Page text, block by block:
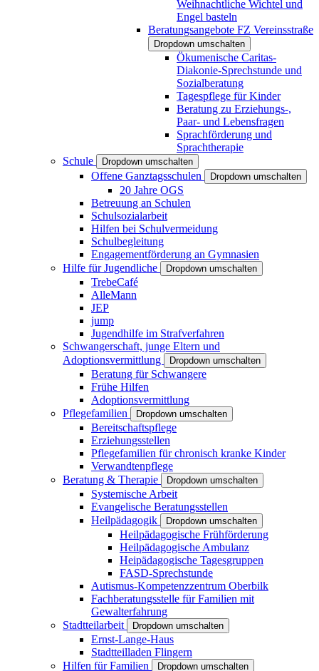
Weihnachtliche Wichtel und
Engel basteln
Beratungsangebote FZ Vereinsstraße
Dropdown umschalten
Ökumenische Caritas-
Diakonie-Sprechstunde und
Sozialberatung
Tagespflege für Kinder
Beratung zu Erziehungs-,
Paar- und Lebensfragen
Sprachförderung und
Sprachtherapie
Schule
Dropdown umschalten
Offene Ganztagsschulen Dropdown umschalten
20 Jahre OGS
Betreuung an Schulen
Schulsozialarbeit
Hilfen bei Schulvermeidung
Schulbegleitung
Engagementförderung an Gymnasien
Hilfe für Jugendliche
Dropdown umschalten
TrebeCafé
AlleMann
JEP
jump
Jugendhilfe im Strafverfahren
Schwangerschaft, junge Eltern und
Adoptionsvermittlung
Dropdown umschalten
Beratung für Schwangere
Frühe Hilfen
Adoptionsvermittlung
Pflegefamilien
Dropdown umschalten
Bereitschaftspflege
Erziehungsstellen
Pflegefamilien für chronisch kranke Kinder
Verwandtenpflege
Beratung & Therapie
Dropdown umschalten
Systemische Arbeit
Evangelische Beratungsstellen
Heilpädagogik
Dropdown umschalten
Heilpädagogische Frühförderung
Heilpädagogische Ambulanz
Heipädagogische Tagesgruppen
FASD-Sprechstunde
Autismus-Kompetenzzentrum Oberbilk
Fachberatungsstelle für Familien mit
Gewalterfahrung
Stadtteilarbeit
Dropdown umschalten
Ernst-Lange-Haus
Stadtteilladen Flingern
Hilfen für Familien
Dropdown umschalten